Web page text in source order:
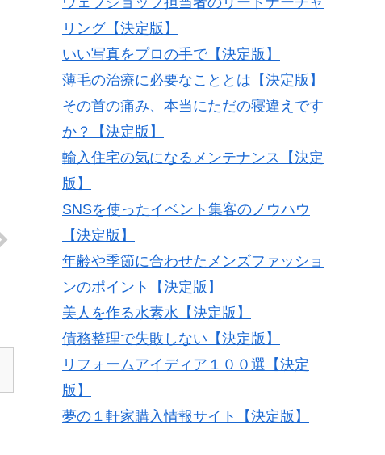
リング【決定版】
いい写真をプロの手で【決定版】
薄毛の治療に必要なこととは【決定版】
その首の痛み、本当にただの寝違えです
か？【決定版】
輸入住宅の気になるメンテナンス【決定
版】
SNSを使ったイベント集客のノウハウ
【決定版】
年齢や季節に合わせたメンズファッショ
ンのポイント【決定版】
美人を作る水素水【決定版】
債務整理で失敗しない【決定版】
リフォームアイディア１００選【決定
版】
夢の１軒家購入情報サイト【決定版】